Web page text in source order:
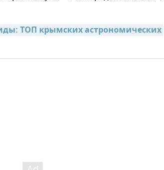
ТОП крымских астрономических